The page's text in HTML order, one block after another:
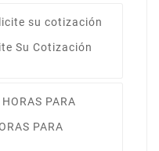
Su Cotización
PARA